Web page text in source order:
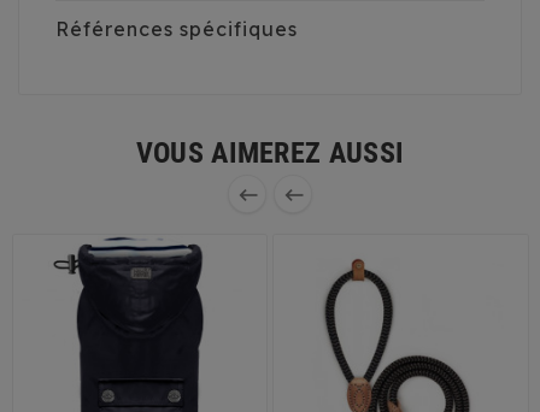
Références spécifiques
VOUS AIMEREZ AUSSI
 